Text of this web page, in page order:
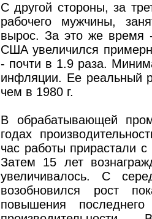
С другой стороны, за
рабочего мужчины,
вырос. За это же время
США увеличился
- почти в 1.9 раза.
инфляции. Ее реальный
чем в 1980 г.
В обрабатывающей
годах
час работы прирастали
Затем 15 лет
увеличивалось. С
возобновился рост
повышения